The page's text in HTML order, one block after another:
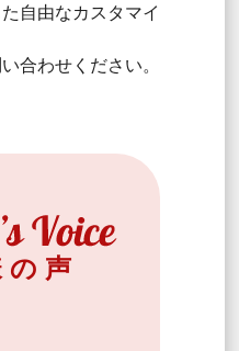
自由なカスタマイ
合わせください。
声